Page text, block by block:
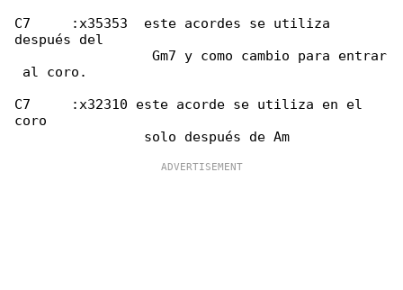
C7     :x35353  este acordes se utiliza
después del
                 Gm7 y como cambio para entrar
al coro.
C7     :x32310 este acorde se utiliza en el
coro